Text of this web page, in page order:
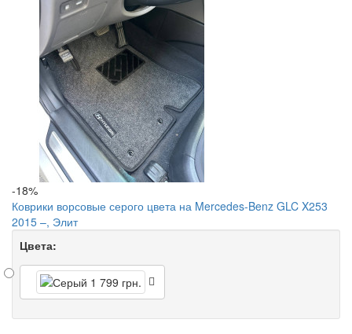
-18%
Коврики ворсовые серого цвета на Mercedes-Benz GLC X253
2015 –, Элит
Цвета: